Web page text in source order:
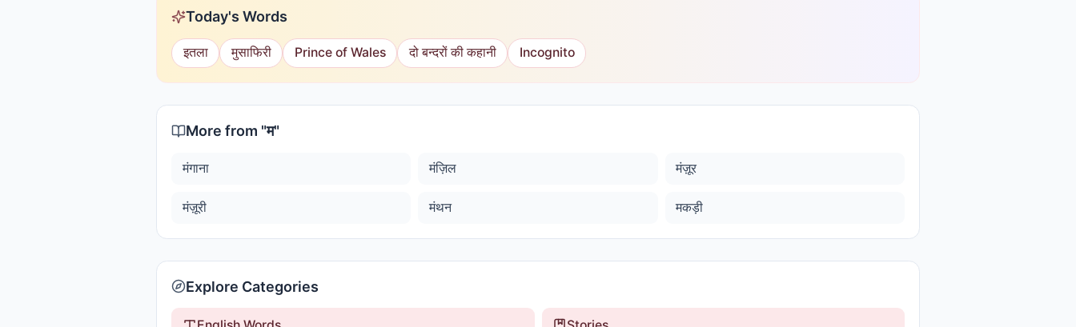
Today's Words
इतला मुसाफिरी Prince of Wales दो बन्दरों की कहानी Incognito
More from "म"
मंगाना मंज़िल मंज़ूर
मंज़ूरी मंथन मकड़ी
Explore Categories